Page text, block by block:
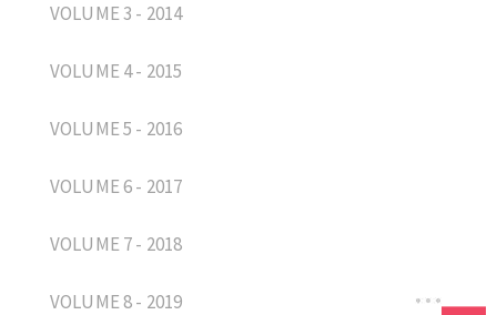
VOLUME 3 - 2014
VOLUME 4 - 2015
VOLUME 5 - 2016
VOLUME 6 - 2017
VOLUME 7 - 2018
VOLUME 8 - 2019